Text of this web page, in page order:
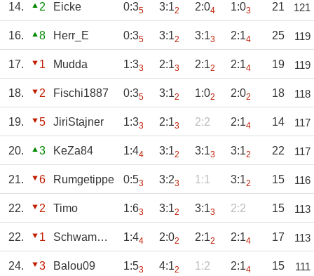
14. 2 Eicke 0:35 3:12 2:04 1:03 21 121
16. 8 Herr_E 0:35 3:12 3:13 2:14 25 119
17. 1 Mudda 1:33 2:13 2:12 2:14 19 119
18. 2 Fischi1887 0:35 3:12 1:02 2:02 18 118
19. 5 JiriStajner 1:33 2:13 2:2 2:14 14 117
20. 3 KeZa84 1:44 3:12 3:13 3:12 22 117
21. 6 Rumgetippe 0:53 3:23 1:1 3:12 15 116
22. 2 Timo 1:63 3:12 3:13 2:2 15 113
22. 1 Schwammerl1860 1:44 2:02 2:12 2:14 17 113
24. 3 Balou09 1:53 4:12 1:2 2:14 15 111